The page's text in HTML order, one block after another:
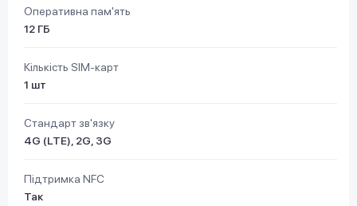
Оперативна пам'ять
12 ГБ
Кількість SIM-карт
1 шт
Стандарт зв'язку
4G (LTE), 2G, 3G
Підтримка NFC
Так